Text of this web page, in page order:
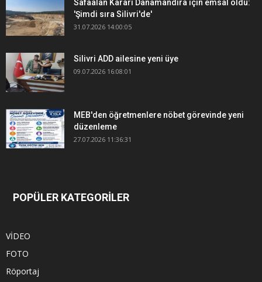
Safaalan Kararı Danamandıra için emsal oldu:
'Şimdi sıra Silivri'de'
31.07.2026 14:00:05
Silivri ADD ailesine yeni üye
09.07.2026 16:08:01
MEB'den öğretmenlere nöbet görevinde yeni
düzenleme
27.07.2026 11:36:31
POPÜLER KATEGORİLER
VİDEO
FOTO
Röportaj